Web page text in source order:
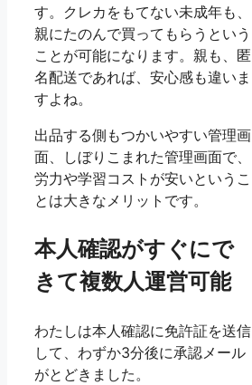
す。クレカをもてない未成年も、
親にたのんで買ってもらうという
ことが可能になります。親も、匿
名配送であれば、安心感も違いま
すよね。
出品する側もつかいやすい管理画
面、しぼりこまれた管理画面で、
労力や学習コストが安いというこ
とは大きなメリットです。
本人確認がすぐにで
きて複数人運営可能
わたしは本人確認に免許証を送信
して、わずか3分後に承認メール
がとどきました。